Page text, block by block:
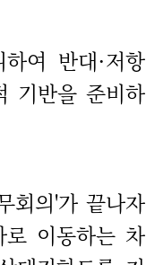
여 반대·저항
기반을 준비하
회의'가 끝나자
이동하는 차